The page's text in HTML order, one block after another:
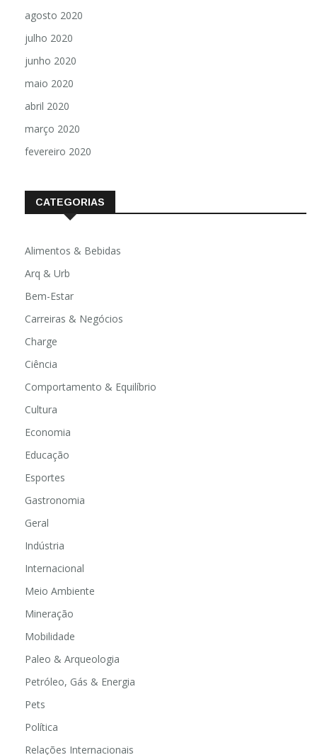
agosto 2020
julho 2020
junho 2020
maio 2020
abril 2020
março 2020
fevereiro 2020
CATEGORIAS
Alimentos & Bebidas
Arq & Urb
Bem-Estar
Carreiras & Negócios
Charge
Ciência
Comportamento & Equilíbrio
Cultura
Economia
Educação
Esportes
Gastronomia
Geral
Indústria
Internacional
Meio Ambiente
Mineração
Mobilidade
Paleo & Arqueologia
Petróleo, Gás & Energia
Pets
Política
Relações Internacionais